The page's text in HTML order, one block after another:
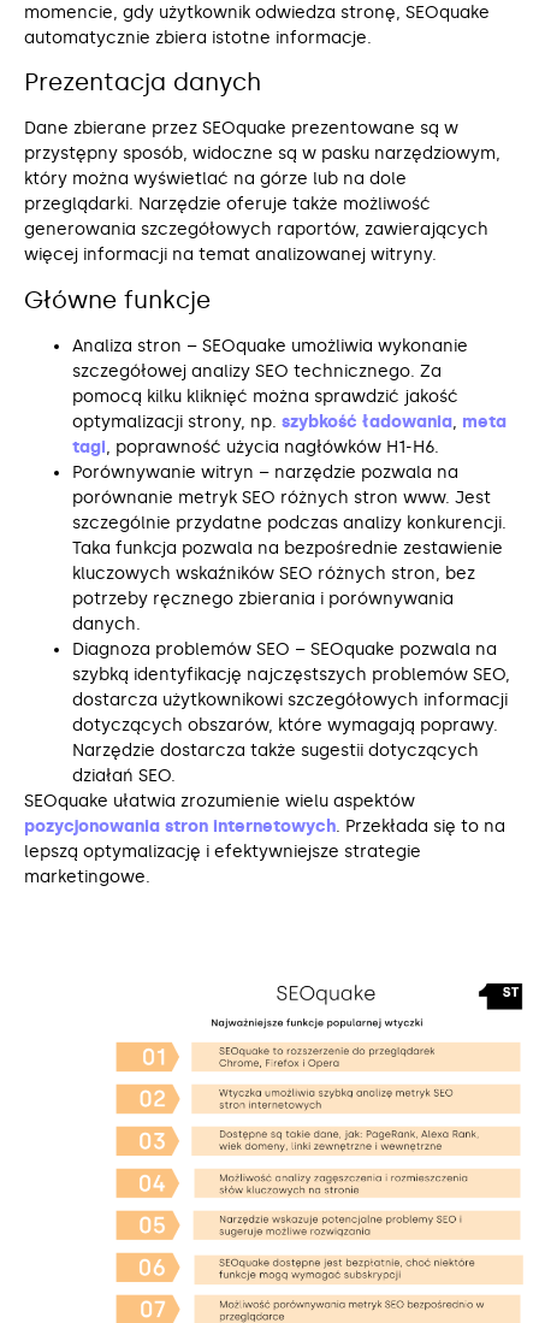
momencie, gdy użytkownik odwiedza stronę, SEOquake
automatycznie zbiera istotne informacje.
Prezentacja danych
Dane zbierane przez SEOquake prezentowane są w
przystępny sposób, widoczne są w pasku narzędziowym,
który można wyświetlać na górze lub na dole
przeglądarki. Narzędzie oferuje także możliwość
generowania szczegółowych raportów, zawierających
więcej informacji na temat analizowanej witryny.
Główne funkcje
Analiza stron – SEOquake umożliwia wykonanie
szczegółowej analizy SEO technicznego. Za
pomocą kilku kliknięć można sprawdzić jakość
optymalizacji strony, np. szybkość ładowania, meta
tagi, poprawność użycia nagłówków H1-H6.
Porównywanie witryn – narzędzie pozwala na
porównanie metryk SEO różnych stron www. Jest
szczególnie przydatne podczas analizy konkurencji.
Taka funkcja pozwala na bezpośrednie zestawienie
kluczowych wskaźników SEO różnych stron, bez
potrzeby ręcznego zbierania i porównywania
danych.
Diagnoza problemów SEO – SEOquake pozwala na
szybką identyfikację najczęstszych problemów SEO,
dostarcza użytkownikowi szczegółowych informacji
dotyczących obszarów, które wymagają poprawy.
Narzędzie dostarcza także sugestii dotyczących
działań SEO.
SEOquake ułatwia zrozumienie wielu aspektów
pozycjonowania stron internetowych. Przekłada się to na
lepszą optymalizację i efektywniejsze strategie
marketingowe.